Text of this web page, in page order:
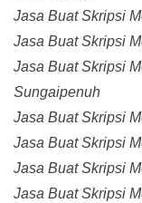
Jasa Buat Skripsi
Jasa Buat Skripsi
Jasa Buat Skripsi
Sungaipenuh
Jasa Buat Skripsi
Jasa Buat Skripsi
Jasa Buat Skripsi
Jasa Buat Skripsi